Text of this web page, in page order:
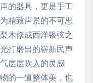
的器具，更是手工
精致声景的不可思
木修成西洋银弦之
打磨出的崭新民声
层层吹入的灵感
的一道整体美，也